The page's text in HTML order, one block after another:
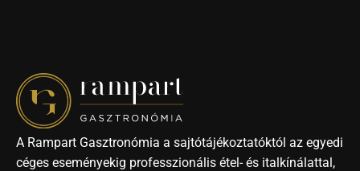
A Rampart Gasztronómia a sajtótájékoztatóktól az egyedi
céges eseményekig professzionális étel- és italkínálattal,